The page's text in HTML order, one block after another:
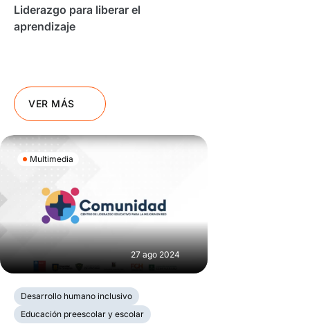
Liderazgo para liberar el
aprendizaje
VER MÁS
Multimedia
27 ago 2024
Desarrollo humano inclusivo
Educación preescolar y escolar